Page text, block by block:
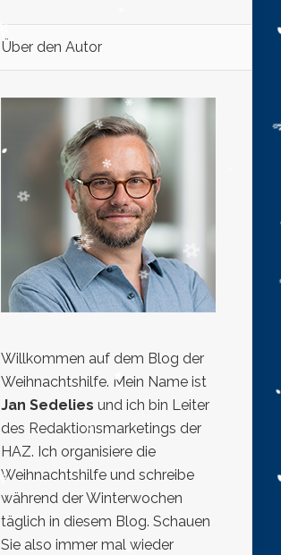
Über den Autor
Willkommen auf dem Blog der
Weihnachtshilfe. Mein Name ist
Jan Sedelies und ich bin Leiter
des Redaktionsmarketings der
HAZ. Ich organisiere die
Weihnachtshilfe und schreibe
während der Winterwochen
täglich in diesem Blog. Schauen
Sie also immer mal wieder